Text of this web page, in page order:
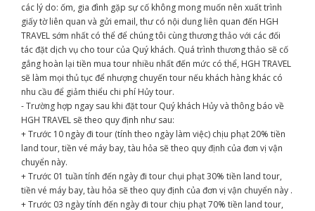
các lý do: ốm, gia đình gặp sự cố không mong muốn nên xuất trình
giấy tờ liên quan và gửi email, thư có nội dung liên quan đến HGH
TRAVEL sớm nhất có thể để chúng tôi cùng thương thảo với các đối
tác đặt dịch vụ cho tour của Quý khách. Quá trình thương thảo sẽ cố
gắng hoàn lại tiền mua tour nhiều nhất đến mức có thể, HGH TRAVEL
sẽ làm mọi thủ tục để nhượng chuyến tour nếu khách hàng khác có
nhu cầu để giảm thiểu chi phí Hủy tour.
- Trường hợp ngay sau khi đặt tour Quý khách Hủy và thông báo về
HGH TRAVEL sẽ theo quy định như sau:
+ Trước 10 ngày đi tour (tính theo ngày làm việc) chịu phạt 20% tiền
land tour, tiền vé máy bay, tàu hỏa sẽ theo quy định của đơn vị vận
chuyển này.
+ Trước 01 tuần tính đến ngày đi tour chụi phạt 30% tiền land tour,
tiền vé máy bay, tàu hỏa sẽ theo quy định của đơn vị vận chuyển này .
+ Trước 03 ngày tính đến ngày đi tour chịu phạt 70% tiền land tour,